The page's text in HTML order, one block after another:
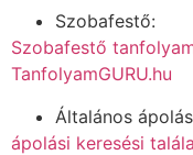
Szobafestő:
Szobafestő
TanfolyamGURU.hu
Általános
ápolási keresési